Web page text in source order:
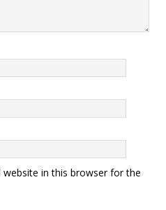
website in this browser for the